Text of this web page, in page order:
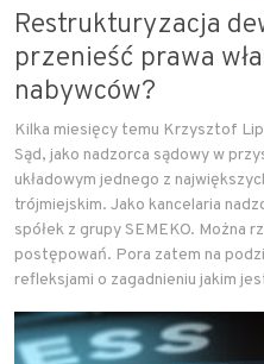
Restrukturyzacja
przenieść prawa
nabywców?
Kilka miesięcy temu Krzysztof
Sąd, jako nadzorca sądowy w
układowym jednego z
trójmiejskim. Jako kancelaria
spółek z grupy SEMEKO. Można
postępowań. Pora zatem na
refleksjami o zagadnieniu jakim